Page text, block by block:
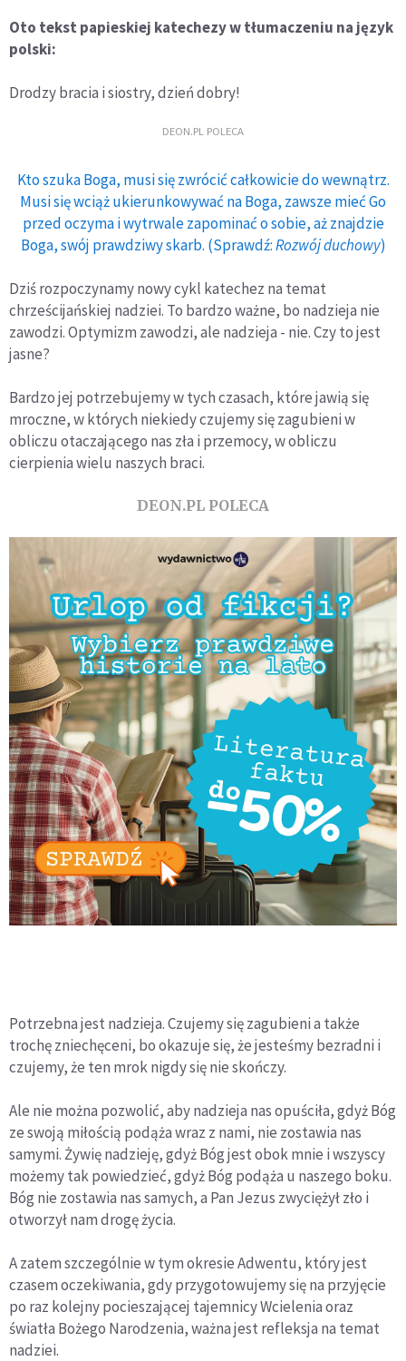
Oto tekst papieskiej katechezy w tłumaczeniu na język
polski:
Drodzy bracia i siostry, dzień dobry!
DEON.PL POLECA
Kto szuka Boga, musi się zwrócić całkowicie do wewnątrz.
Musi się wciąż ukierunkowywać na Boga, zawsze mieć Go
przed oczyma i wytrwale zapominać o sobie, aż znajdzie
Boga, swój prawdziwy skarb. (Sprawdź:Rozwój duchowy)
Dziś rozpoczynamy nowy cykl katechez na temat
chrześcijańskiej nadziei. To bardzo ważne, bo nadzieja nie
zawodzi. Optymizm zawodzi, ale nadzieja - nie. Czy to jest
jasne?
Bardzo jej potrzebujemy w tych czasach, które jawią się
mroczne, w których niekiedy czujemy się zagubieni w
obliczu otaczającego nas zła i przemocy, w obliczu
cierpienia wielu naszych braci.
DEON.PL POLECA
Potrzebna jest nadzieja. Czujemy się zagubieni a także
trochę zniechęceni, bo okazuje się, że jesteśmy bezradni i
czujemy, że ten mrok nigdy się nie skończy.
Ale nie można pozwolić, aby nadzieja nas opuściła, gdyż Bóg
ze swoją miłością podąża wraz z nami, nie zostawia nas
samymi. Żywię nadzieję, gdyż Bóg jest obok mnie i wszyscy
możemy tak powiedzieć, gdyż Bóg podąża u naszego boku.
Bóg nie zostawia nas samych, a Pan Jezus zwyciężył zło i
otworzył nam drogę życia.
A zatem szczególnie w tym okresie Adwentu, który jest
czasem oczekiwania, gdy przygotowujemy się na przyjęcie
po raz kolejny pocieszającej tajemnicy Wcielenia oraz
światła Bożego Narodzenia, ważna jest refleksja na temat
nadziei.